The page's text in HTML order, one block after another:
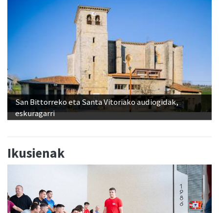
San Bittorreko eta Santa Vitoriako audiogidak,
eskuragarri
Ikusienak